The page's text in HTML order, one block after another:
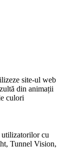
site-ul web
din animații
culori
utilizatorilor cu
Tunnel Vision,